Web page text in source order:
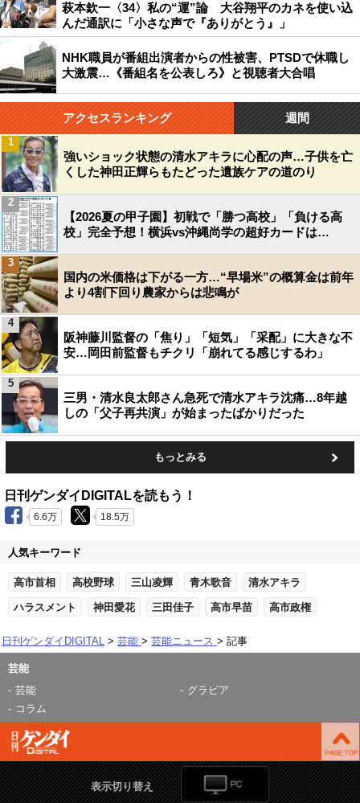
萩本欽一〈34〉私の“運”論 大谷翔平のカネを使い込
んだ通訳に「小さな声で『ありがとう』」
NHK職員が番組出演者からの性被害、PTSDで休職し
大激震…《番組名を公表しろ》と視聴者大合唱
アクセスランキング 週間
強いショック状態の清水アキラに心配の声…子供を亡
くした神田正輝らもたどった遺族ケアの道のり
1
【2026夏の甲子園】初戦で「勝つ高校」「負ける高
校」完全予想！横浜vs沖縄尚学の超好カードは…
2
国内の米価格は下がる一方…“早場米”の概算金は前年
より4割下回り農家からは悲鳴が
3
阪神藤川監督の「焦り」「短気」「采配」に大きな不
安…岡田前監督もチクリ「崩れてる感じするわ」
4
三男・清水良太郎さん急死で清水アキラ沈痛…8年越
しの「父子再共演」が始まったばかりだった
5
もっとみる
日刊ゲンダイDIGITALを読もう！
6.6万 18.5万
人気キーワード
高市首相 高校野球 三山凌輝 青木歌音 清水アキラ
ハラスメント 神田愛花 三田佳子 高市早苗 高市政権
日刊ゲンダイDIGITAL 芸能 芸能ニュース 記事
芸能
芸能
グラビア
コラム
表示切り替え